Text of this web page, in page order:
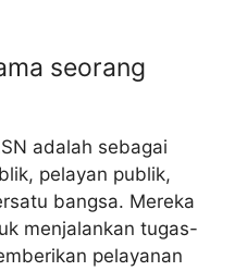
seorang
adalah sebagai
pelayan publik,
bangsa. Mereka
menjalankan tugas-
pelayanan